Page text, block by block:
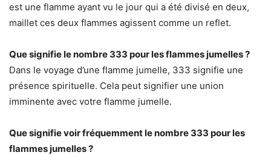
est une flamme ayant vu le jour qui a été divisé en deux,
maillet ces deux flammes agissent comme un reflet.
Que signifie le nombre 333 pour les flammes jumelles ?
Dans le voyage d’une flamme jumelle, 333 signifie une
présence spirituelle. Cela peut signifier une union
imminente avec votre flamme jumelle.
Que signifie voir fréquemment le nombre 333 pour les
flammes jumelles ?